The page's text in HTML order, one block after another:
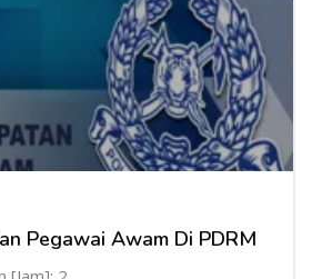
Pegawai Awam Di PDRM